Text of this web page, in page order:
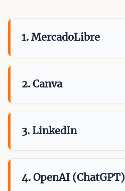
1. MercadoLibre
2. Canva
3. LinkedIn
4. OpenAI (ChatGPT)